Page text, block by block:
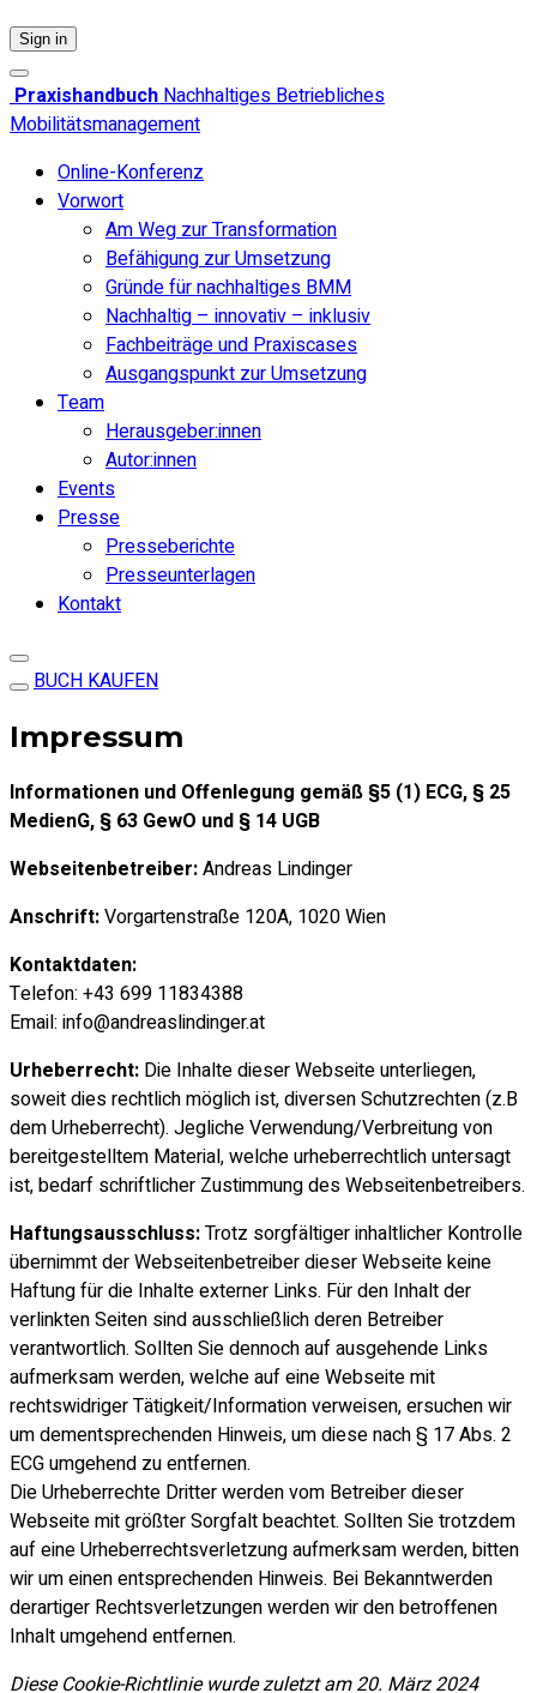
Sign in
PraxishandbuchNachhaltiges Betriebliches
Mobilitätsmanagement
Online-Konferenz
Vorwort
Am Weg zur Transformation
Befähigung zur Umsetzung
Gründe für nachhaltiges BMM
Nachhaltig – innovativ – inklusiv
Fachbeiträge und Praxiscases
Ausgangspunkt zur Umsetzung
Team
Herausgeber:innen
Autor:innen
Events
Presse
Presseberichte
Presseunterlagen
Kontakt
BUCH KAUFEN
Impressum
Informationen und Offenlegung gemäß §5 (1) ECG, § 25
MedienG, § 63 GewO und § 14 UGB
Webseitenbetreiber:Andreas Lindinger
Anschrift:Vorgartenstraße 120A, 1020 Wien
Kontaktdaten:
Telefon: +43 699 11834388
Email: info@andreaslindinger.at
Urheberrecht: Die Inhalte dieser Webseite unterliegen,
soweit dies rechtlich möglich ist, diversen Schutzrechten (z.B
dem Urheberrecht). Jegliche Verwendung/Verbreitung von
bereitgestelltem Material, welche urheberrechtlich untersagt
ist, bedarf schriftlicher Zustimmung des Webseitenbetreibers.
Haftungsausschluss:Trotz sorgfältiger inhaltlicher Kontrolle
übernimmt der Webseitenbetreiber dieser Webseite keine
Haftung für die Inhalte externer Links. Für den Inhalt der
verlinkten Seiten sind ausschließlich deren Betreiber
verantwortlich. Sollten Sie dennoch auf ausgehende Links
aufmerksam werden, welche auf eine Webseite mit
rechtswidriger Tätigkeit/Information verweisen, ersuchen wir
um dementsprechenden Hinweis, um diese nach § 17 Abs. 2
ECG umgehend zu entfernen.
Die Urheberrechte Dritter werden vom Betreiber dieser
Webseite mit größter Sorgfalt beachtet. Sollten Sie trotzdem
auf eine Urheberrechtsverletzung aufmerksam werden, bitten
wir um einen entsprechenden Hinweis. Bei Bekanntwerden
derartiger Rechtsverletzungen werden wir den betroffenen
Inhalt umgehend entfernen.
Diese Cookie-Richtlinie wurde zuletzt am 20. März 2024